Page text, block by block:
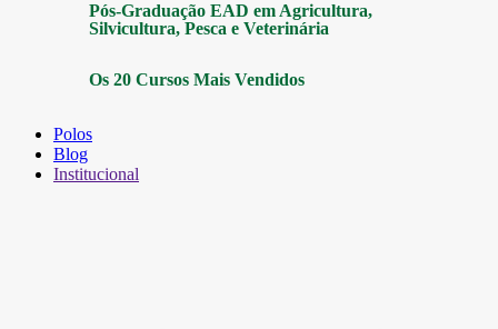
Pós-Graduação EAD em Agricultura,
Silvicultura, Pesca e Veterinária
Os 20 Cursos Mais Vendidos
Polos
Blog
Institucional